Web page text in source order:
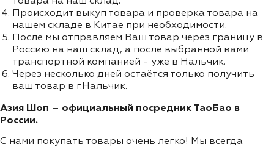
Происходит выкуп товара и проверка товара на
нашем складе в Китае при необходимости.
После мы отправляем Ваш товар через границу в
Россию на наш склад, а после выбранной вами
транспортной компанией - уже в Нальчик.
Через несколько дней остаётся только получить
ваш товар в г.Нальчик.
Азия Шоп – официальный посредник ТаоБао в
России.
С нами покупать товары очень легко! Мы всегда